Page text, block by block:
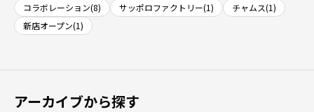
コラボレーション(8)
サッポロファクトリー(1)
チャムス(1)
新店オープン(1)
アーカイブから探す